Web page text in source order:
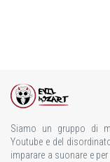
Siamo un gruppo di
Youtube e del
imparare a suonare e